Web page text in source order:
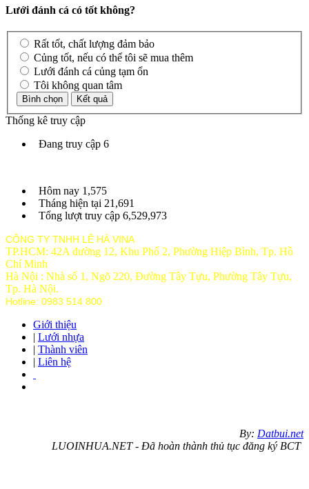
Lưới đánh cá có tốt không?
Rất tốt, chất lượng đảm bảo
Củng tốt, nếu có thể tôi sẽ mua thêm
Lưới đánh cá củng tạm ổn
Tôi không quan tâm
Thống kê truy cập
Đang truy cập 6
Hôm nay 1,575
Tháng hiện tại 21,691
Tổng lượt truy cập 6,529,973
CÔNG TY TNHH LÊ HÀ VINA
TP.HCM: 42A đường 12, Khu Phố 2, Phường Hiệp Bình, Tp. Hồ
Chí Minh
Hà Nội : Nhà số 1, Ngõ 220, Đường Tây Tựu, Phường Tây Tựu,
Tp. Hà Nội.
Hotline: 0983 514 800
Giới thiệu
| Lưới nhựa
| Thành viên
| Liên hệ
By: Datbui.net
LUOINHUA.NET - Đã hoàn thành thủ tục đăng ký BCT